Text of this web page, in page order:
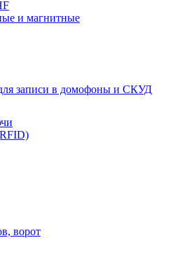
и магнитные
записи в домофоны и СКУД
ворот